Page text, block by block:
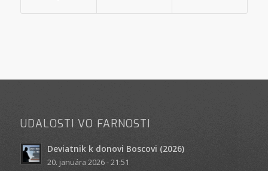
UDALOSTI VO FARNOSTI
Deviatnik k donovi Boscovi (2026)
20. januára 2026 - 21:51